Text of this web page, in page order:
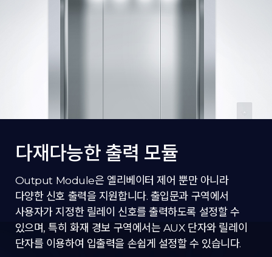
다재다능한 출력 모듈
Output Module은 엘리베이터 제어 뿐만 아니라
다양한 신호 출력을 지원합니다. 출입문과 구역에서
사용자가 지정한 릴레이 신호를 출력하도록 설정할 수
있으며, 특히 화재 경보 구역에서는 AUX 단자와 릴레이
단자를 이용하여 입출력을 손쉽게 설정할 수 있습니다.